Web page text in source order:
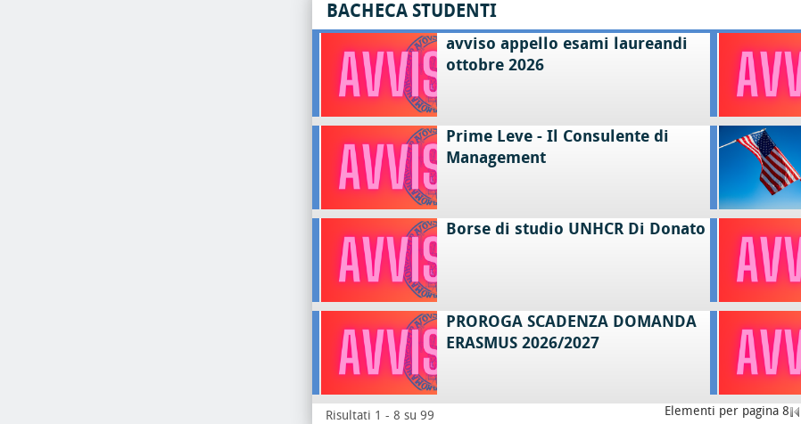
BACHECA STUDENTI
avviso appello esami laureandi
ottobre 2026
Prime Leve - Il Consulente di
Management
Borse di studio UNHCR Di Donato
PROROGA SCADENZA DOMANDA
ERASMUS 2026/2027
Risultati 1 - 8 su 99 Elementi per pagina 8